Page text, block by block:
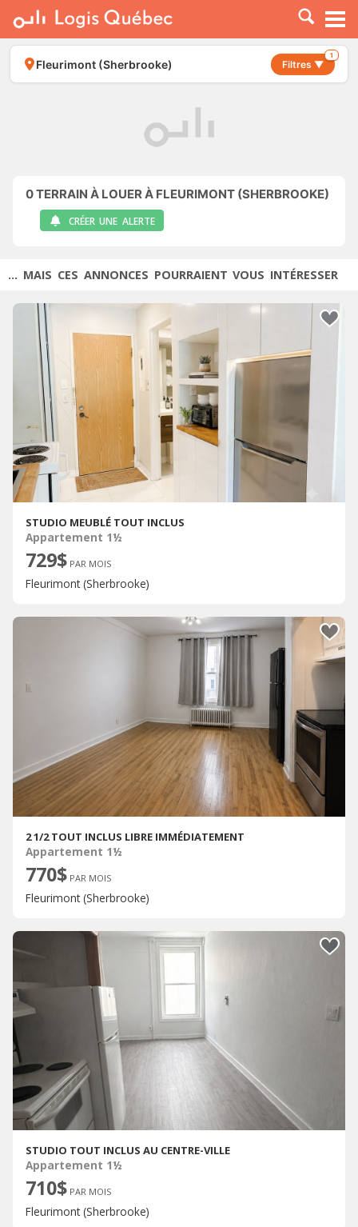
À LOUER
À VENDRE
PLACER UNE ANNONCE
Fleurimont (Sherbrooke) Filtres ▼
1
0TERRAIN À LOUER À FLEURIMONT (SHERBROOKE)
CRÉER UNE ALERTE
... MAIS CES ANNONCES POURRAIENT VOUS INTÉRESSER
STUDIO MEUBLÉ TOUT INCLUS
Appartement 1½
729$ PAR MOIS
Fleurimont (Sherbrooke)
2 1/2 TOUT INCLUS LIBRE IMMÉDIATEMENT
Appartement 1½
770$ PAR MOIS
Fleurimont (Sherbrooke)
STUDIO TOUT INCLUS AU CENTRE-VILLE
Appartement 1½
710$ PAR MOIS
Fleurimont (Sherbrooke)